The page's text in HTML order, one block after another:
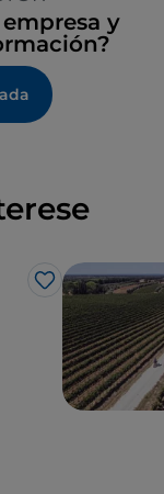
y
Me gusta